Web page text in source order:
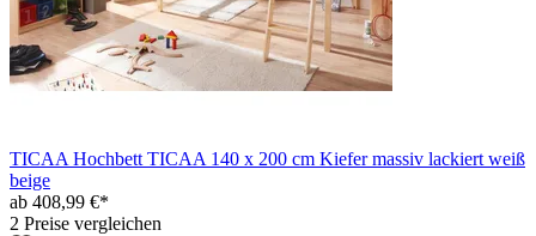
TICAA Hochbett TICAA 140 x 200 cm Kiefer massiv lackiert weiß
beige
ab 408,99 €*
2 Preise vergleichen